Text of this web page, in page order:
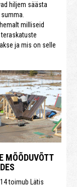
hiljem säästa
milliseid
ja mis on selle
MÕÕDUVÕTT
toimub Lätis